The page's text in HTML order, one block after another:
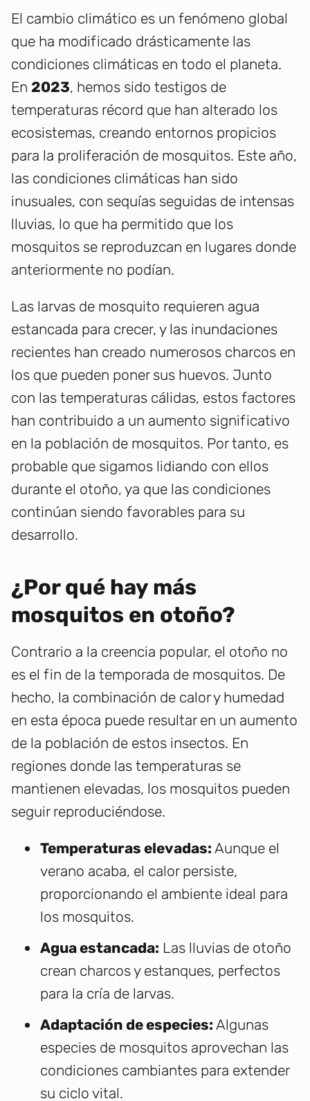
El cambio climático es un fenómeno global
que ha modificado drásticamente las
condiciones climáticas en todo el planeta.
En 2023, hemos sido testigos de
temperaturas récord que han alterado los
ecosistemas, creando entornos propicios
para la proliferación de mosquitos. Este año,
las condiciones climáticas han sido
inusuales, con sequías seguidas de intensas
lluvias, lo que ha permitido que los
mosquitos se reproduzcan en lugares donde
anteriormente no podían.
Las larvas de mosquito requieren agua
estancada para crecer, y las inundaciones
recientes han creado numerosos charcos en
los que pueden poner sus huevos. Junto
con las temperaturas cálidas, estos factores
han contribuido a un aumento significativo
en la población de mosquitos. Por tanto, es
probable que sigamos lidiando con ellos
durante el otoño, ya que las condiciones
continúan siendo favorables para su
desarrollo.
¿Por qué hay más
mosquitos en otoño?
Contrario a la creencia popular, el otoño no
es el fin de la temporada de mosquitos. De
hecho, la combinación de calor y humedad
en esta época puede resultar en un aumento
de la población de estos insectos. En
regiones donde las temperaturas se
mantienen elevadas, los mosquitos pueden
seguir reproduciéndose.
Temperaturas elevadas: Aunque el
verano acaba, el calor persiste,
proporcionando el ambiente ideal para
los mosquitos.
Agua estancada: Las lluvias de otoño
crean charcos y estanques, perfectos
para la cría de larvas.
Adaptación de especies: Algunas
especies de mosquitos aprovechan las
condiciones cambiantes para extender
su ciclo vital.